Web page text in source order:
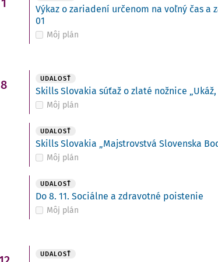
1
Výkaz o zariadení určenom na voľný čas a
01
Môj plán
8 UDALOSŤ
Skills Slovakia súťaž o zlaté nožnice
Môj plán
UDALOSŤ
Skills Slovakia „Majstrovstvá Slovenska
Môj plán
UDALOSŤ
Do 8. 11. Sociálne a zdravotné poistenie
Môj plán
UDALOSŤ